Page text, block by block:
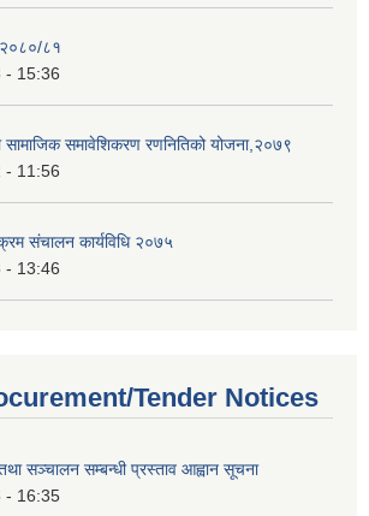
८१
- 15:36
समावेशिकरण रणनितिको योजना,२०७९
- 11:56
संचालन कार्यविधि २०७५
- 13:46
Tender Notices
सञ्चालन सम्बन्धी प्रस्ताव आह्वान सूचना
- 16:35